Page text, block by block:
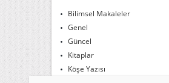
Bilimsel Makaleler
Genel
Güncel
Kitaplar
Köşe Yazısı